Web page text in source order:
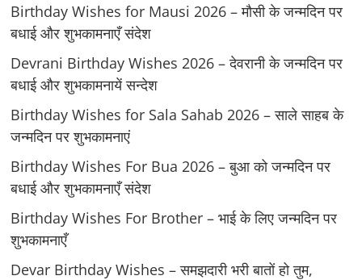
Birthday Wishes for Mausi 2026 – मौसी के जन्मदिन पर
बधाई और शुभकामनाएँ संदेश
Devrani Birthday Wishes 2026 – देवरानी के जन्मदिन पर
बधाई और शुभकामनायें सन्देश
Birthday Wishes for Sala Sahab 2026 – साले साहब के
जन्मदिन पर शुभकामनाएं
Birthday Wishes For Bua 2026 – बुआ को जन्मदिन पर
बधाई और शुभकामनाएँ संदेश
Birthday Wishes For Brother – भाई के लिए जन्मदिन पर
शुभकामनाएँ
Devar Birthday Wishes – समझदारी भरी बातों हो तुम,